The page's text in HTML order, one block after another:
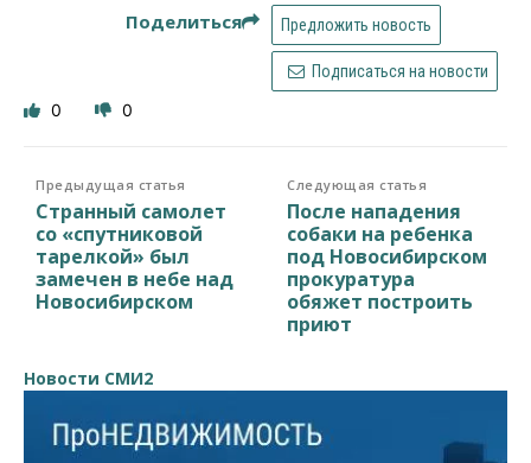
Поделиться Предложить новость
Подписаться на новости
0 0
Предыдущая статья
Странный самолет
со «спутниковой
тарелкой» был
замечен в небе над
Новосибирском
Следующая статья
После нападения
собаки на ребенка
под Новосибирском
прокуратура
обяжет построить
приют
Новости СМИ2